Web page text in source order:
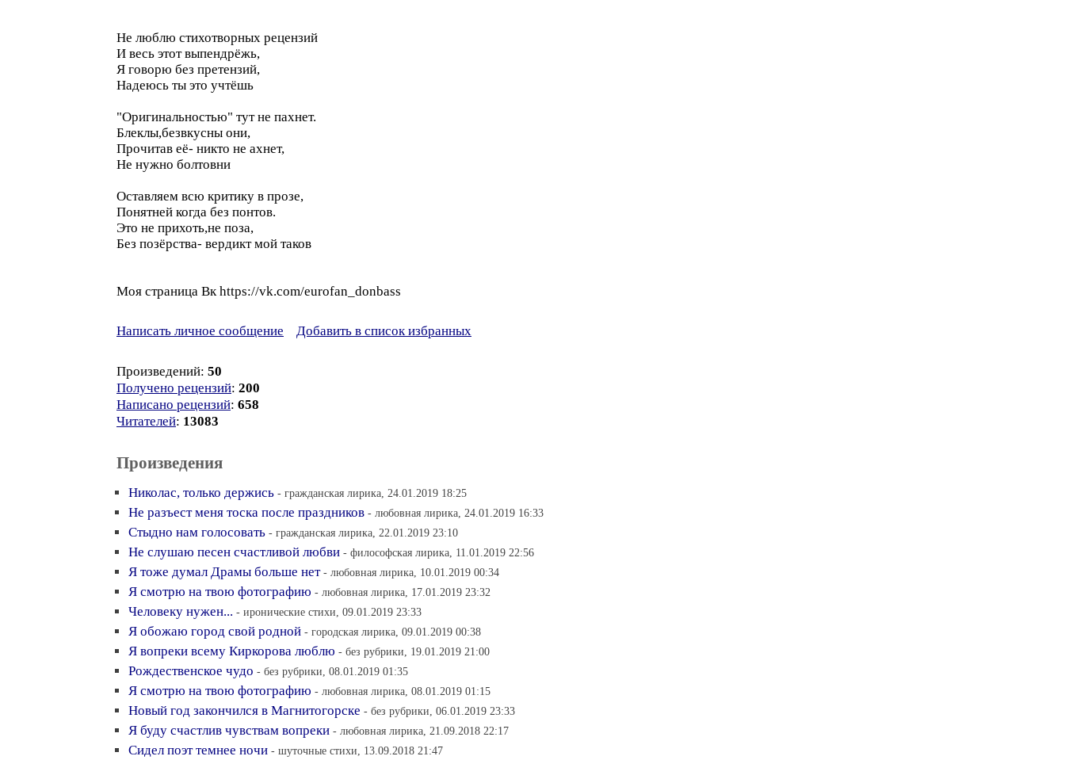
Не люблю стихотворных рецензий
И весь этот выпендрёжь,
Я говорю без претензий,
Надеюсь ты это учтёшь
"Оригинальностью" тут не пахнет.
Блеклы,безвкусны они,
Прочитав её- никто не ахнет,
Не нужно болтовни
Оставляем всю критику в прозе,
Понятней когда без понтов.
Это не прихоть,не поза,
Без позёрства- вердикт мой таков
Моя страница Вк https://vk.com/eurofan_donbass
Написать личное сообщение Добавить в список избранных
Произведений: 50
Получено рецензий: 200
Написано рецензий: 658
Читателей: 13083
Произведения
Николас, только держись - гражданская лирика, 24.01.2019 18:25
Не разъест меня тоска после праздников - любовная лирика, 24.01.2019 16:33
Стыдно нам голосовать - гражданская лирика, 22.01.2019 23:10
Не слушаю песен счастливой любви - философская лирика, 11.01.2019 22:56
Я тоже думал Драмы больше нет - любовная лирика, 10.01.2019 00:34
Я смотрю на твою фотографию - любовная лирика, 17.01.2019 23:32
Человеку нужен... - иронические стихи, 09.01.2019 23:33
Я обожаю город свой родной - городская лирика, 09.01.2019 00:38
Я вопреки всему Киркорова люблю - без рубрики, 19.01.2019 21:00
Рождественское чудо - без рубрики, 08.01.2019 01:35
Я смотрю на твою фотографию - любовная лирика, 08.01.2019 01:15
Новый год закончился в Магнитогорске - без рубрики, 06.01.2019 23:33
Я буду счастлив чувствам вопреки - любовная лирика, 21.09.2018 22:17
Сидел поэт темнее ночи - шуточные стихи, 13.09.2018 21:47